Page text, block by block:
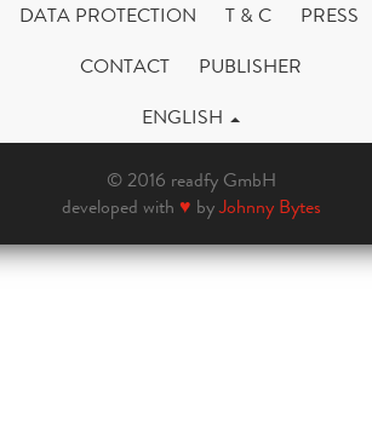
DATA PROTECTION T & C
PRESS
CONTACT
PUBLISHER
ENGLISH
© 2016 readfy GmbH
developed with ♥ byJohnny Bytes